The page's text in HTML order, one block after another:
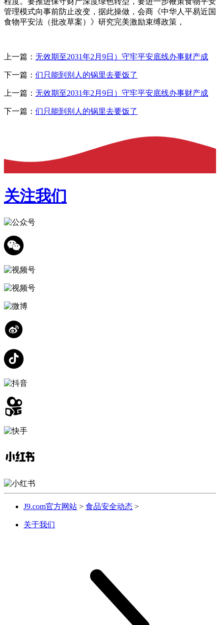
管理模式向事前防止改变，据此操做，会商《中华人平易近国
食物平安法（批改草案）》研究完美激励束缚政策，
上一篇： 无效期至2031年2月9日）守牢平安底线办事财产成
下一篇： 们只能到别人的锅里去要饭了
上一篇： 无效期至2031年2月9日）守牢平安底线办事财产成
下一篇： 们只能到别人的锅里去要饭了
关注我们
J9.com官方网站 > 食品安全动态 >
关于我们